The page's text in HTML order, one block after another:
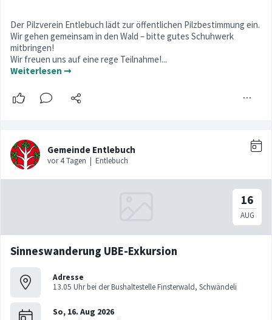
Der Pilzverein Entlebuch lädt zur öffentlichen Pilzbestimmung ein.
Wir gehen gemeinsam in den Wald – bitte gutes Schuhwerk
mitbringen!
Wir freuen uns auf eine rege Teilnahme!...
Weiterlesen ➞
Sinneswanderung UBE-Exkursion
Adresse
13.05 Uhr bei der Bushaltestelle Finsterwald, Schwändeli